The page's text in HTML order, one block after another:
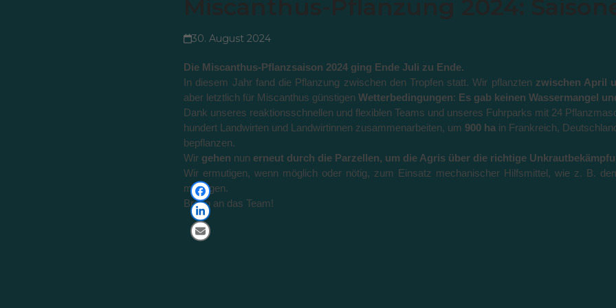
30. August 2024
Die Miscanthus-Pflanzsaison 2024 ging Ende Juli zu Ende.
In diesem Jahr fand die Pflanzung zwischen den Tropfen statt. Wir pflanzten zwischen April
aber letztlich für Miscanthus günstigenWetterbedingungen: Es gab keinen Wassermangel
Dank unseres reaktionsschnellen und flexiblen Teams und unseres Fuhrparks mit 24
hundert Landwirten und Landwirtinnen zusammenarbeiten, um 900 ha in Frankreich,
bepflanzen.
Wir gehen nun erneut durch die Parzellen, um die Agris über die richtige
Wir ermutigen, wenn möglich oder nötig, zum Einsatz mechanischer Hilfsmittel, wie z. B.
managen.
Bravo an das Team!